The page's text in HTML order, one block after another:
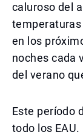
caluroso del
en los
noches cada
del verano
Este período
todo los